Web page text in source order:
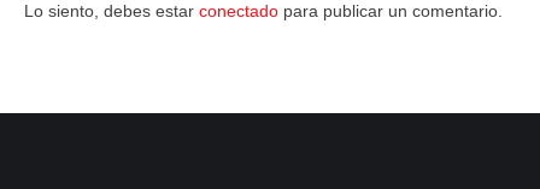
Lo siento, debes estar conectado para publicar un comentario.